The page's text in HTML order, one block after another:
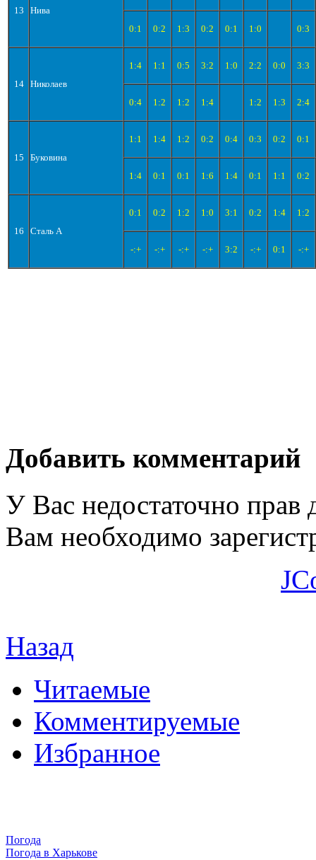
13 Нива
0:1 0:2 1:3 0:2 0:1 1:0 0:3
14 Николаев
1:4 1:1 0:5 3:2 1:0 2:2 0:0 3:3
0:4 1:2 1:2 1:4 1:2 1:3 2:4
15 Буковина
1:1 1:4 1:2 0:2 0:4 0:3 0:2 0:1
1:4 0:1 0:1 1:6 1:4 0:1 1:1 0:2
16 Сталь А
0:1 0:2 1:2 1:0 3:1 0:2 1:4 1:2
-:+ -:+ -:+ -:+ 3:2 -:+ 0:1 -:+
Добавить комментарий
У Вас недостаточно прав
Вам необходимо
Назад
Читаемые
Комментируемые
Избранное
Погода
Погода в Харькове